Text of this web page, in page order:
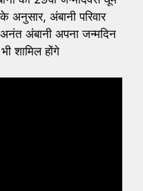
के अनुसार, अंबानी परिवार
अंबानी अपना जन्मदिन
शामिल होंगे